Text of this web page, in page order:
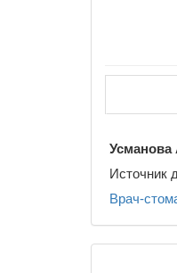
Источник
Врач-